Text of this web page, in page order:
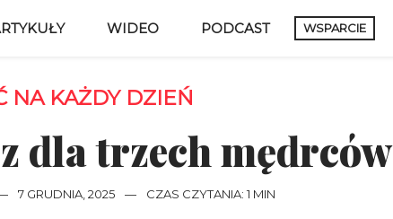
WIDEO PODCAST WSPARCIE
NA KAŻDY DZIEŃ
dla trzech mędrców
7 GRUDNIA, 2025 — CZAS CZYTANIA: 1 MIN